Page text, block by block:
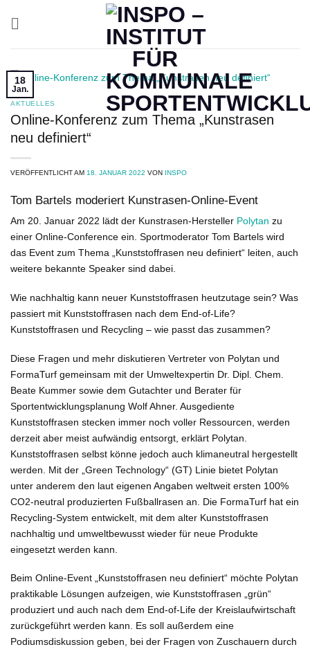
18
Jan.
AKTUELLES
Online-Konferenz zum Thema „Kunstrasen
neu definiert“
VERÖFFENTLICHT AM 18. JANUAR 2022 VON INSPO
Tom Bartels moderiert Kunstrasen-Online-Event
Am 20. Januar 2022 lädt der Kunstrasen-Hersteller Polytan zu
einer Online-Conference ein. Sportmoderator Tom Bartels wird
das Event zum Thema „Kunststoffrasen neu definiert“ leiten, auch
weitere bekannte Speaker sind dabei.
Wie nachhaltig kann neuer Kunststoffrasen heutzutage sein? Was
passiert mit Kunststoffrasen nach dem End-of-Life?
Kunststoffrasen und Recycling – wie passt das zusammen?
Diese Fragen und mehr diskutieren Vertreter von Polytan und
FormaTurf gemeinsam mit der Umweltexpertin Dr. Dipl. Chem.
Beate Kummer sowie dem Gutachter und Berater für
Sportentwicklungsplanung Wolf Ahner. Ausgediente
Kunststoffrasen stecken immer noch voller Ressourcen, werden
derzeit aber meist aufwändig entsorgt, erklärt Polytan.
Kunststoffrasen selbst könne jedoch auch klimaneutral hergestellt
werden. Mit der „Green Technology“ (GT) Linie bietet Polytan
unter anderem den laut eigenen Angaben weltweit ersten 100%
CO2-neutral produzierten Fußballrasen an. Die FormaTurf hat ein
Recycling-System entwickelt, mit dem alter Kunststoffrasen
nachhaltig und umweltbewusst wieder für neue Produkte
eingesetzt werden kann.
Beim Online-Event „Kunststoffrasen neu definiert“ möchte Polytan
praktikable Lösungen aufzeigen, wie Kunststoffrasen „grün“
produziert und auch nach dem End-of-Life der Kreislaufwirtschaft
zurückgeführt werden kann. Es soll außerdem eine
Podiumsdiskussion geben, bei der Fragen von Zuschauern durch